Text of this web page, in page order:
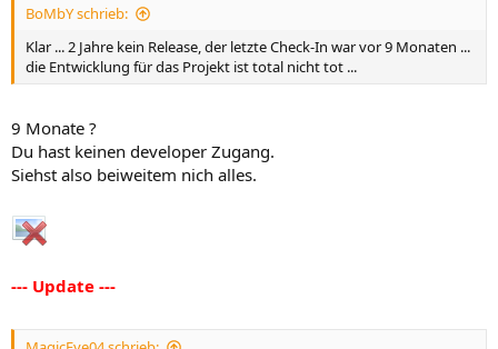
BoMbY schrieb:
Klar ... 2 Jahre kein Release, der letzte Check-In war vor 9 Monaten ...
die Entwicklung für das Projekt ist total nicht tot ...
9 Monate ?
Du hast keinen developer Zugang.
Siehst also beiweitem nich alles.
--- Update ---